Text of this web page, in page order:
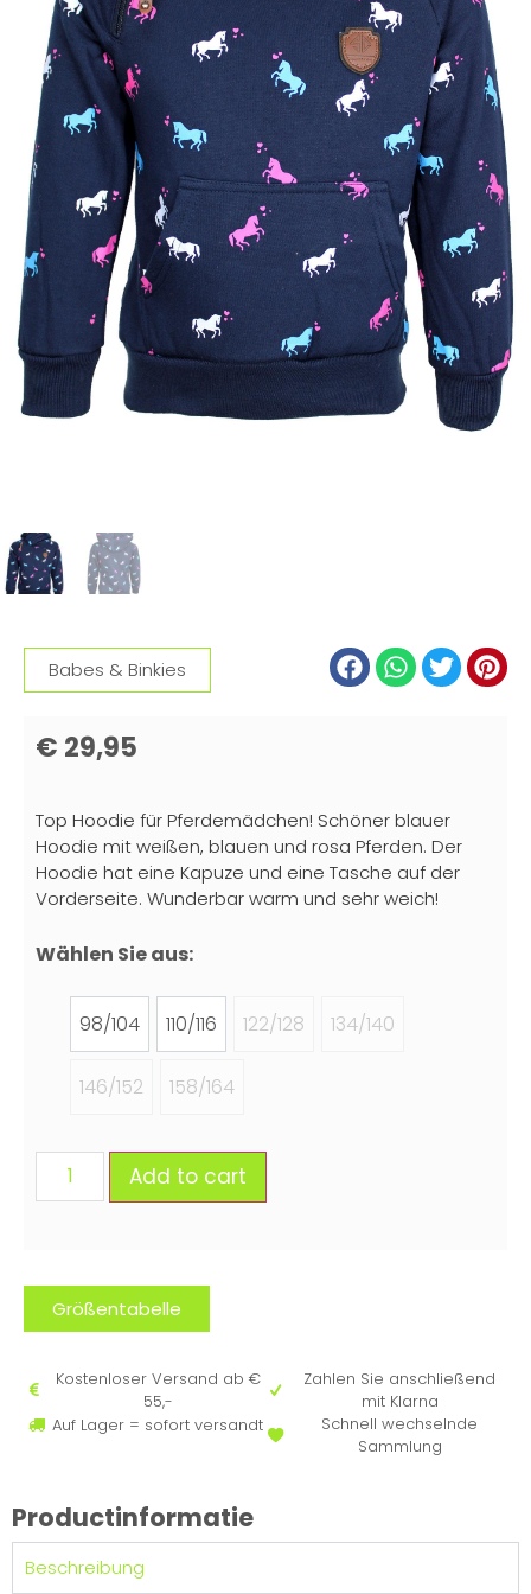
Babes & Binkies
€ 29,95
Top Hoodie für Pferdemädchen! Schöner blauer
Hoodie mit weißen, blauen und rosa Pferden. Der
Hoodie hat eine Kapuze und eine Tasche auf der
Vorderseite. Wunderbar warm und sehr weich!
Wählen Sie aus:
98/104 110/116 122/128 134/140
146/152 158/164
Add to cart
Größentabelle
Kostenloser Versand ab €
55,-
Auf Lager = sofort versandt
Zahlen Sie anschließend
mit Klarna
Schnell wechselnde
Sammlung
Productinformatie
Beschreibung